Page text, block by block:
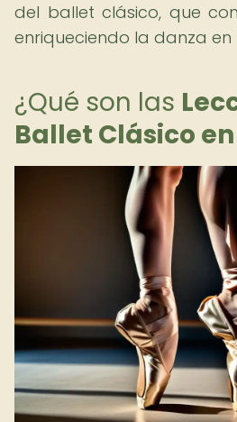
del ballet clásico, que
enriqueciendo la danza
¿Qué son las
Ballet Clásico